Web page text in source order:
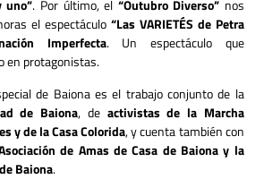
uno”. Por último, el “Outubro Diverso” nos
el espectáculo “Las VARIETÉS de Petra
Imperfecta. Un espectáculo que
en protagonistas.
de Baiona es el trabajo conjunto de la
de Baiona, de activistas de la Marcha
y de la Casa Colorida, y cuenta también con
de Amas de Casa de Baiona y la
Baiona.